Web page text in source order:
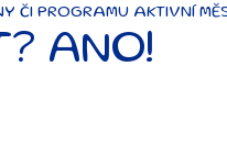
ČI PROGRAMU AKTIVNÍ
ANO!